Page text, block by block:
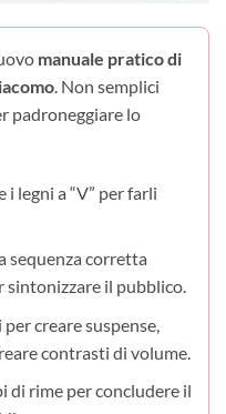
manuale pratico di
. Non semplici
padroneggiare lo
legni a “V” per farli
sequenza corretta
sintonizzare il pubblico.
creare suspense,
contrasti di volume.
di rime per concludere il